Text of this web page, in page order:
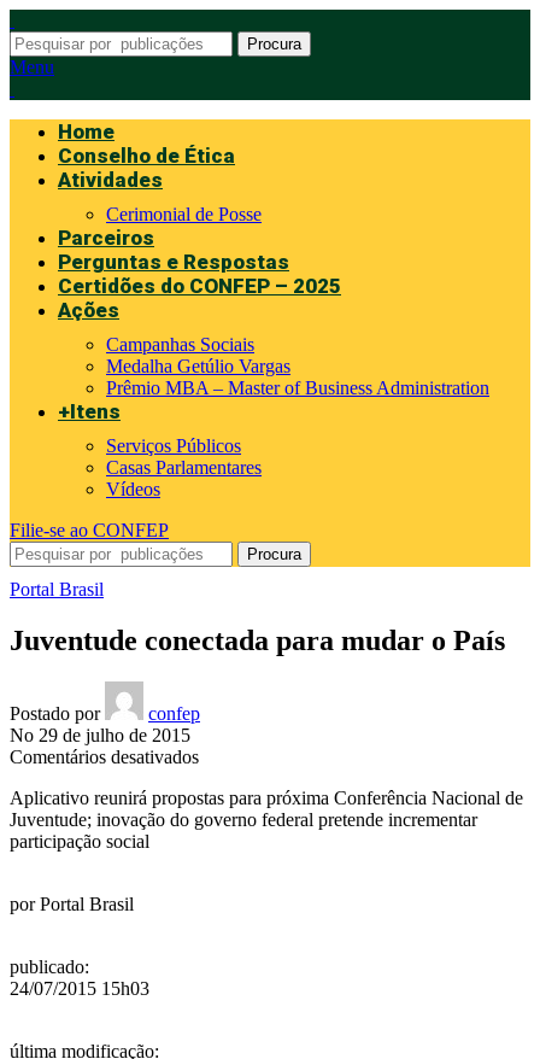
Procura
Menu
Home
Conselho de Ética
Atividades
Cerimonial de Posse
Parceiros
Perguntas e Respostas
Certidões do CONFEP – 2025
Ações
Campanhas Sociais
Medalha Getúlio Vargas
Prêmio MBA – Master of Business Administration
+Itens
Serviços Públicos
Casas Parlamentares
Vídeos
Filie-se ao CONFEP
Procura
Portal Brasil
Juventude conectada para mudar o País
Postado por
confep
No 29 de julho de 2015
Comentários desativadosem
conectada
para
Aplicativo reunirá propostas para próxima Conferência Nacional de
Juventude; inovação do governo federal pretende incrementar
participação social
porPortal Brasil
publicado:
24/07/2015 15h03
última modificação: